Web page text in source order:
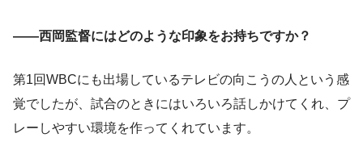
――西岡監督にはどのような印象をお持ちですか？
第1回WBCにも出場しているテレビの向こうの人という感
覚でしたが、試合のときにはいろいろ話しかけてくれ、プ
レーしやすい環境を作ってくれています。